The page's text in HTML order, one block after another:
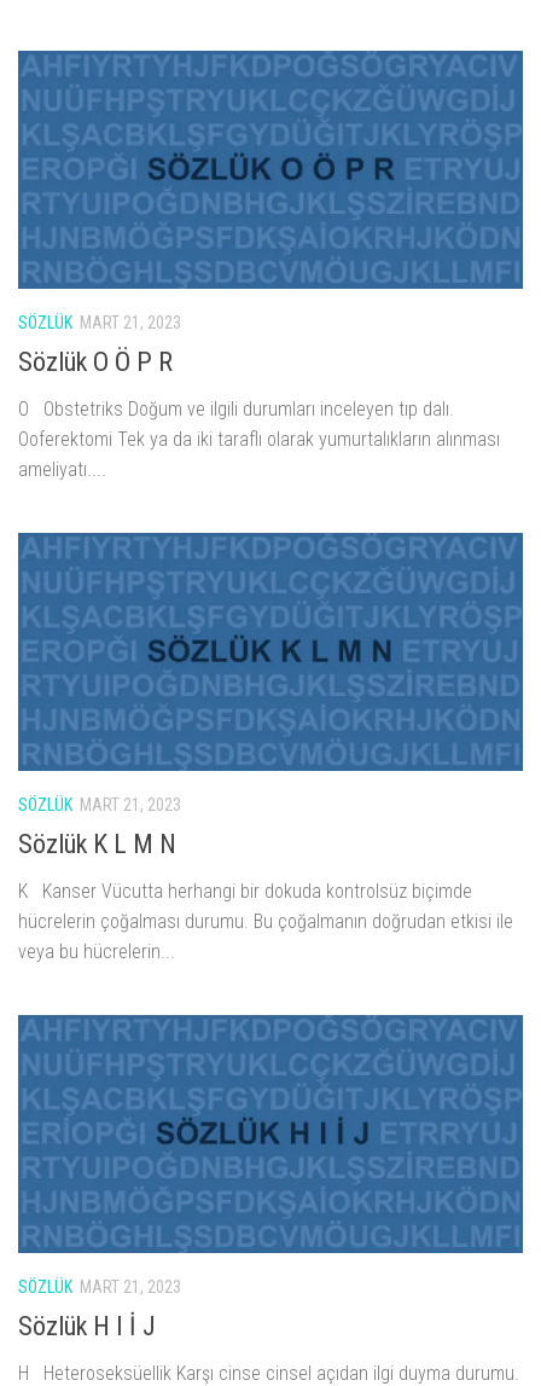
SÖZLÜK MART 21, 2023
Sözlük O Ö P R
O Obstetriks Doğum ve ilgili durumları inceleyen tıp dalı.
Ooferektomi Tek ya da iki taraflı olarak yumurtalıkların alınması
ameliyatı....
SÖZLÜK MART 21, 2023
Sözlük K L M N
K Kanser Vücutta herhangi bir dokuda kontrolsüz biçimde
hücrelerin çoğalması durumu. Bu çoğalmanın doğrudan etkisi ile
veya bu hücrelerin...
SÖZLÜK MART 21, 2023
Sözlük H I İ J
H Heteroseksüellik Karşı cinse cinsel açıdan ilgi duyma durumu.